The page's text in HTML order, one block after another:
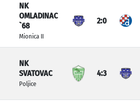
NK
OMLADINAC
`68
Mionica II
2:0
NK
SVATOVAC
Poljice
4:3